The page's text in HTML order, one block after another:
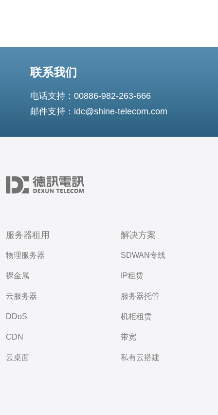
联系我们
电话支持：00886-982-263-666
邮件支持：idc@shine-telecom.com
服务器租用
物理服务器
裸金属
云服务器
DDoS
CDN
云桌面
解决方案
SDWAN专线
IP租赁
服务器托管
机柜租赁
带宽
私有云搭建